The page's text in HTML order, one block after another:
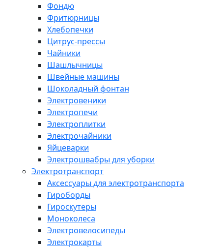
Фондю
Фритюрницы
Хлебопечки
Цитрус-прессы
Чайники
Шашлычницы
Швейные машины
Шоколадный фонтан
Электровеники
Электропечи
Электроплитки
Электрочайники
Яйцеварки
Электрошвабры для уборки
Электротранспорт
Аксессуары для электротранспорта
Гироборды
Гироскутеры
Моноколеса
Электровелосипеды
Электрокарты